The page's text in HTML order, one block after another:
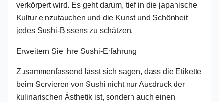
verkörpert wird. Es geht darum, tief in die japanische
Kultur einzutauchen und die Kunst und Schönheit
jedes Sushi-Bissens zu schätzen.
Erweitern Sie Ihre Sushi-Erfahrung
Zusammenfassend lässt sich sagen, dass die Etikette
beim Servieren von Sushi nicht nur Ausdruck der
kulinarischen Ästhetik ist, sondern auch einen